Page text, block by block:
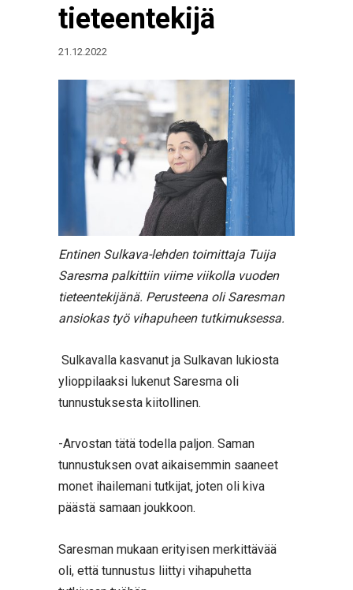
tieteentekijä
21.12.2022
Entinen Sulkava-lehden toimittaja Tuija
Saresma palkittiin viime viikolla vuoden
tieteentekijänä. Perusteena oli Saresman
ansiokas työ vihapuheen tutkimuksessa.
Sulkavalla kasvanut ja Sulkavan lukiosta
ylioppilaaksi lukenut Saresma oli
tunnustuksesta kiitollinen.
-Arvostan tätä todella paljon. Saman
tunnustuksen ovat aikaisemmin saaneet
monet ihailemani tutkijat, joten oli kiva
päästä samaan joukkoon.
Saresman mukaan erityisen merkittävää
oli, että tunnustus liittyi vihapuhetta